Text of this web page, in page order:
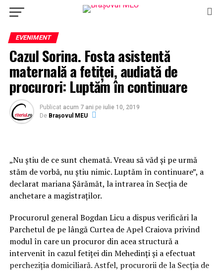
EVENIMENT
Cazul Sorina. Fosta asistentă
maternală a fetiţei, audiată de
procurori: Luptăm în continuare
Publicat acum 7 ani pe iulie 10, 2019
De Brașovul MEU
„Nu ştiu de ce sunt chemată. Vreau să văd şi pe urmă
stăm de vorbă, nu ştiu nimic. Luptăm în continuare”, a
declarat mariana Şărămăt, la intrarea în Secţia de
anchetare a magistraţilor.
Procurorul general Bogdan Licu a dispus verificări la
Parchetul de pe lângă Curtea de Apel Craiova privind
modul în care un procuror din acea structură a
intervenit în cazul fetiţei din Mehedinţi şi a efectuat
percheziţia domiciliară. Astfel, procurorii de la Secţia de